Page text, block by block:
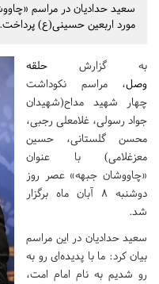
سعید حدادیان در مراسم
مورد اربعین حسینی(ع) پرداخت.
به گزارش حلقه
وصل، مراسم نکوداشت
چهار شهید مداح(شهیدان
جواد رسولی، غلامعلی رجبی،
محسن گلستانی، حسین
معزغلامی) با عنوان
«چاووشان جبهه» عصر روز
دوشنبه 8 آبان ماه برگزار
شد.
سعید حدادیان در این مراسم
بیان کرد: ما با پدیده‌ای رو به
رو شدیم به نام امام امت،